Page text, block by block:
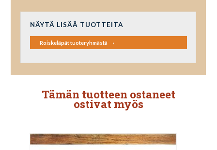
NÄYTÄ LISÄÄ TUOTTEITA
Roiskeläpät tuoteryhmästä
Tämän tuotteen ostaneet
ostivat myös